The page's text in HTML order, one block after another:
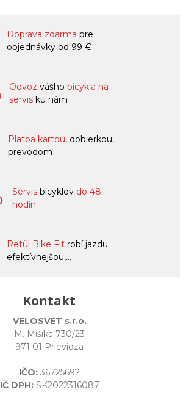
Doprava zdarma pre
objednávky od 99 €
Odvoz vášho bicykla na
servis ku nám
Platba kartou, dobierkou,
prevodom
Servis bicyklov do 48-
hodín
Retül Bike Fit robí jazdu
efektívnejšou,...
Kontakt
VELOSVET s.r.o.
M. Mišíka 730/23
971 01 Prievidza
IČO: 36725692
IČ DPH: SK2022316087